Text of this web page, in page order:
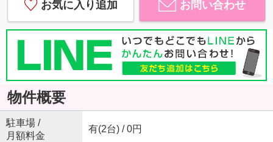
お気に入り追加 お問い合わせ
物件概要
駐車場 /
月額料金
有(2台) / 0円